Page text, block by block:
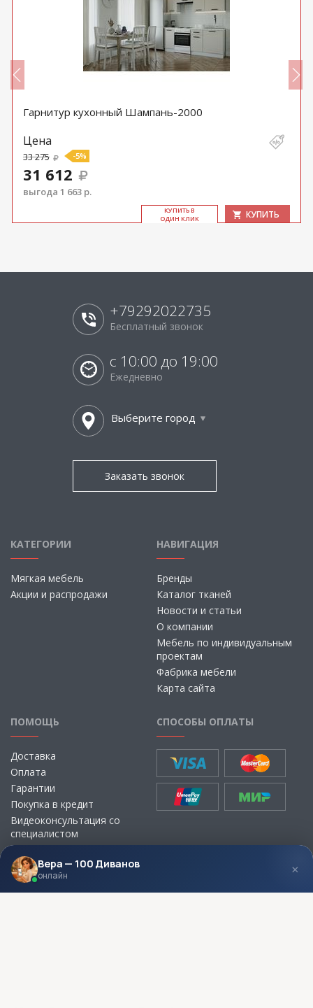
Гарнитур кухонный Шампань-2000
Цена
33 275 -5%
31 612
выгода 1 663 р.
КУ­ПИТЬ В
ОДИН КЛИК
КУПИТЬ
+79292022735
Бесплатный звонок
с 10:00 до 19:00
Ежедневно
Выберите город
Заказать звонок
КАТЕГОРИИ
Мягкая мебель
Акции и распродажи
НАВИГАЦИЯ
Бренды
Каталог тканей
Новости и статьи
О компании
Мебель по индивидуальным
проектам
Фабрика мебели
Карта сайта
ПОМОЩЬ
Доставка
Оплата
Гарантии
Покупка в кредит
Видеоконсультация со
специалистом
Выбор ткани для мебели без
визита в магазин
СПОСОБЫ ОПЛАТЫ
МЫ В СОЦСЕТЯХ КОНТАКТЫ
Вера — 100 Диванов
онлайн ×